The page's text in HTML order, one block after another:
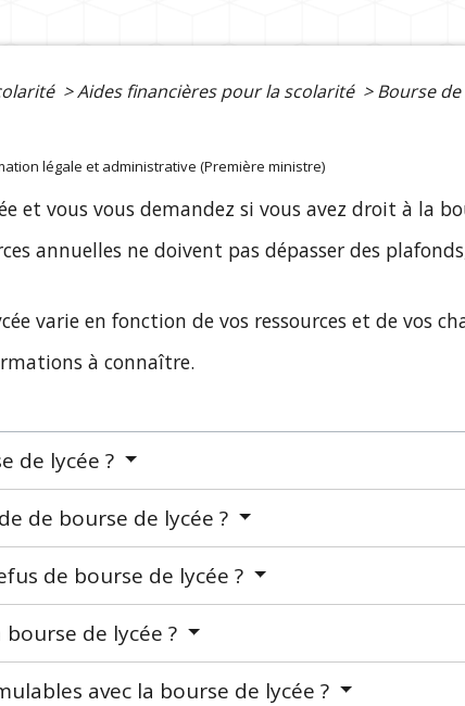
>Aides financières pour la scolarité > Bourse de
légale et administrative (Première ministre)
et vous vous demandez si vous avez droit à la
annuelles ne doivent pas dépasser des
varie en fonction de vos ressources et de vos
à connaître.
de lycée ?
de bourse de lycée ?
de bourse de lycée ?
de lycée ?
avec la bourse de lycée ?